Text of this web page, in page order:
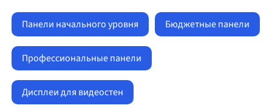
Панели начального уровня Бюджетные панели
Профессиональные панели
Дисплеи для видеостен